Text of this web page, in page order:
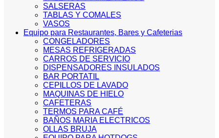
SALSERAS
TABLAS Y COMALES
VASOS
Equipo para Restaurantes, Bares y Cafeterias
CONGELADORES
MESAS REFRIGERADAS
CARROS DE SERVICIO
DISPENSADORES INSULADOS
BAR PORTATIL
CEPILLOS DE LAVADO
MAQUINAS DE HIELO
CAFETERAS
TERMOS PARA CAFÉ
BAÑOS MARIA ELECTRICOS
OLLAS BRUJA